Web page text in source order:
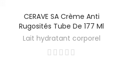
CERAVE SA Crème Anti
Rugosités Tube De 177 Ml
Lait hydratant corporel